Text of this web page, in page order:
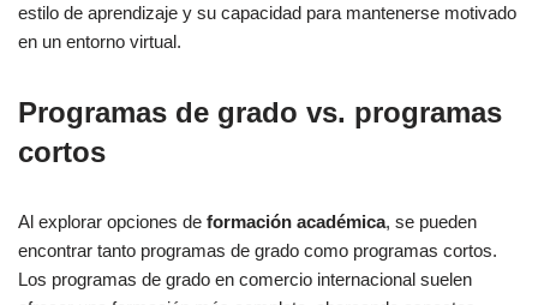
estilo de aprendizaje y su capacidad para mantenerse motivado
en un entorno virtual.
Programas de grado vs. programas
cortos
Al explorar opciones de formación académica, se pueden
encontrar tanto programas de grado como programas cortos.
Los programas de grado en comercio internacional suelen